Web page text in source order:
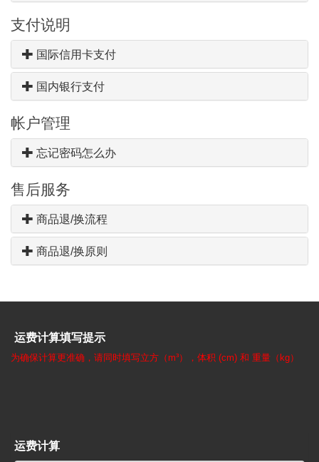
支付说明
国际信用卡支付
国内银行支付
帐户管理
忘记密码怎么办
售后服务
商品退/换流程
商品退/换原则
运费计算填写提示
为确保计算更准确，请同时填写立方（m³），体积 (cm) 和 重量（kg）
运费计算